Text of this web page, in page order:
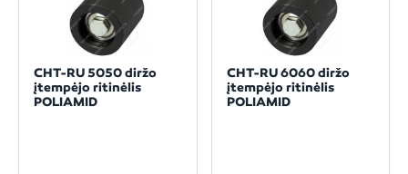
CHT-RU 5050 diržo
įtempėjo ritinėlis
POLIAMID
CHT-RU 6060 diržo
įtempėjo ritinėlis
POLIAMID